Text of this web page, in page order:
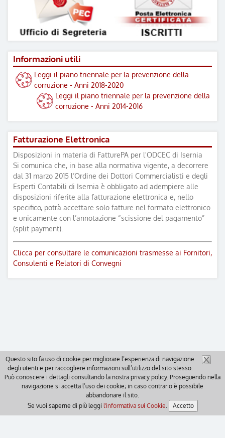
Questo sito fa uso di cookie per migliorare l’esperienza di navigazione
degli utenti e per raccogliere informazioni sull’utilizzo del sito stesso.
Può conoscere i dettagli consultando la nostra privacy policy. Proseguendo nella
navigazione si accetta l’uso dei cookie; in caso contrario è possibile
abbandonare il sito.
Se vuoi saperne di più leggi l'informativa sui Cookie. Accetto
Informazioni utili
Leggi il piano triennale per la prevenzione della
corruzione - Anni 2018-2020
Leggi il piano triennale per la prevenzione della
corruzione - Anni 2014-2016
Fatturazione Elettronica
Disposizioni in materia di FatturePA per l'ODCEC di Isernia
Si comunica che, in base alla normativa vigente, a decorrere
dal 31 marzo 2015 l’Ordine dei Dottori Commercialisti e degli
Esperti Contabili di Isernia è obbligato ad adempiere alle
disposizioni riferite alla fatturazione elettronica e, nello
specifico, potrà accettare solo fatture nel formato elettronico
e unicamente con l’annotazione “scissione del pagamento”
(split payment).
Clicca per consultare le comunicazioni trasmesse ai Fornitori,
Consulenti e Relatori di Convegni